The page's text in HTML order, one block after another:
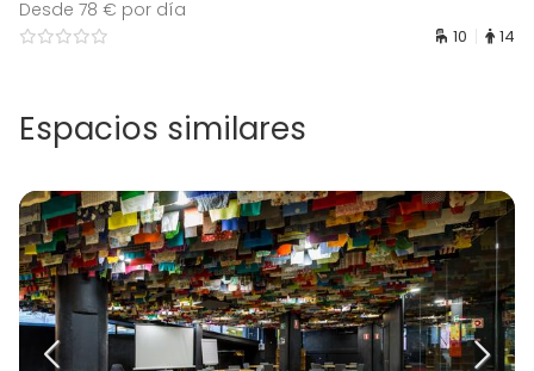
Desde 78 € por día
10 14
Espacios similares